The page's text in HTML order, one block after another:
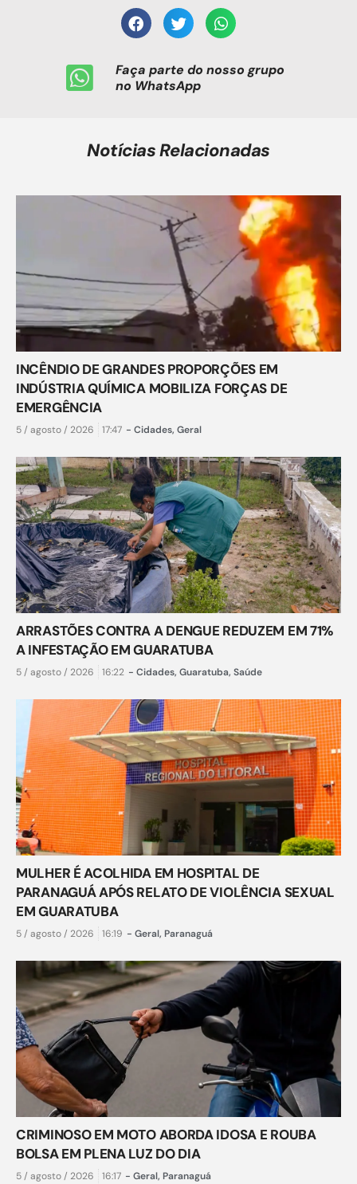
Faça parte do nosso grupo
no WhatsApp
Notícias Relacionadas
INCÊNDIO DE GRANDES PROPORÇÕES EM
INDÚSTRIA QUÍMICA MOBILIZA FORÇAS DE
EMERGÊNCIA
5 / agosto / 2026 17:47 - Cidades, Geral
ARRASTÕES CONTRA A DENGUE REDUZEM EM 71%
A INFESTAÇÃO EM GUARATUBA
5 / agosto / 2026 16:22 - Cidades, Guaratuba, Saúde
MULHER É ACOLHIDA EM HOSPITAL DE
PARANAGUÁ APÓS RELATO DE VIOLÊNCIA SEXUAL
EM GUARATUBA
5 / agosto / 2026 16:19 - Geral, Paranaguá
CRIMINOSO EM MOTO ABORDA IDOSA E ROUBA
BOLSA EM PLENA LUZ DO DIA
5 / agosto / 2026 16:17 - Geral, Paranaguá